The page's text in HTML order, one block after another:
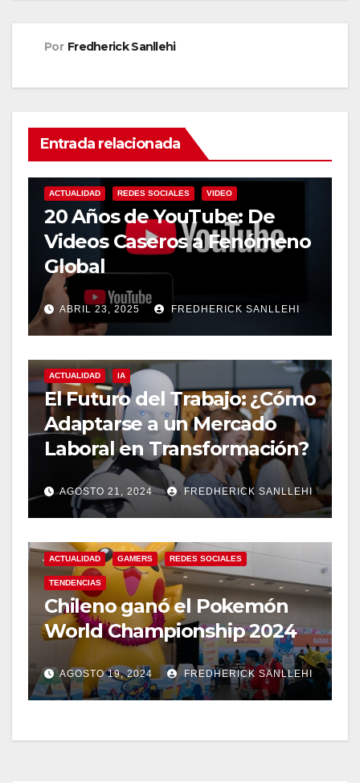
Por Fredherick Sanllehi
Entrada relacionada
ACTUALIDAD REDES SOCIALES VIDEO
20 Años de YouTube: De
Videos Caseros a Fenómeno
Global
ABRIL 23, 2025 FREDHERICK SANLLEHI
ACTUALIDAD IA
El Futuro del Trabajo: ¿Cómo
Adaptarse a un Mercado
Laboral en Transformación?
AGOSTO 21, 2024 FREDHERICK SANLLEHI
ACTUALIDAD GAMERS REDES SOCIALES
TENDENCIAS
Chileno ganó el Pokemón
World Championship 2024
AGOSTO 19, 2024 FREDHERICK SANLLEHI